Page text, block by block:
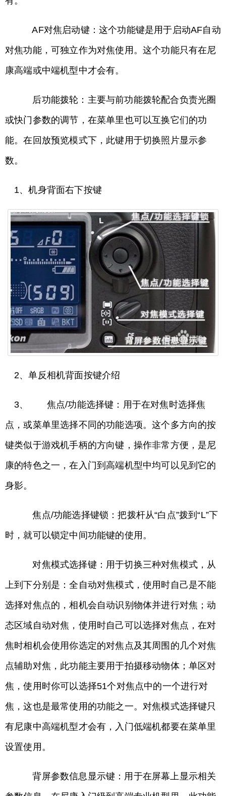
AF对焦启动键：这个功能键是用于启动AF自动
对焦功能，可独立作为对焦使用。这个功能只有在尼
康高端或中端机型中才会有。
后功能拨轮：主要与前功能拨轮配合负责光圈
或快门参数的调节，在菜单里也可以互换它们的功
能。在回放预览模式下，此键用于切换照片显示参
数。
1、机身背面右下按键
2、单反相机背面按键介绍
3、 焦点/功能选择键：用于在对焦时选择焦
点，或菜单里选择不同的功能选项。这个多方向的按
键类似于游戏机手柄的方向键，操作非常方便，是尼
康的特色之一，在入门到高端机型中均可以见到它的
身影。
焦点/功能选择键锁：把拨杆从“白点”拨到“L”下
时，就可以锁定中间功能键的使用。
对焦模式选择键：用于切换三种对焦模式，从
上到下分别是：全自动对焦模式，使用时自己是不能
选择对焦点的，相机会自动识别物体并进行对焦；动
态区域自动对焦，使用时自己可以选择对焦点，在对
焦时相机会使用你选定的对焦点及其周围的几个对焦
点辅助对焦，此功能主要用于拍摄移动物体；单区对
焦，使用时你可以选择51个对焦点中的一个进行对
焦，这也是最常使用的功能之一。对焦模式选择键只
有尼康中高端机型才会有，入门低端机都要在菜单里
设置使用。
背屏参数信息显示键：用于在屏幕上显示相关